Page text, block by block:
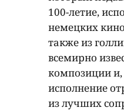
100-летие,
немецких
также из
всемирно
композиции и,
исполнение
из лучших